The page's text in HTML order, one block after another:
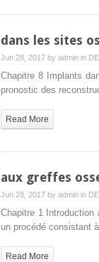
dans les sites
Jun 28, 2017 by admin in
Chapitre 8 Implants
pronostic des
Read More
aux greffes
Jun 28, 2017 by admin in
Chapitre 1
un procédé consistant
Read More